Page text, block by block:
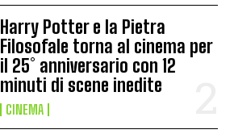
Harry Potter e la Pietra
Filosofale torna al cinema per
il 25° anniversario con 12
minuti di scene inedite
CINEMA